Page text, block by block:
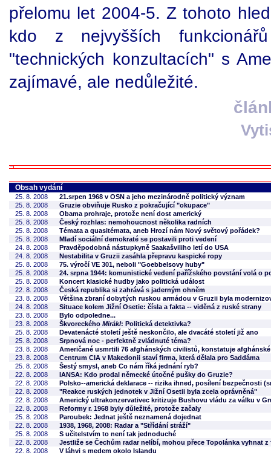
přelomu let 2004-5. Z tohoto
kdo z nejvyšších
"technických konzultacích" s
zajímavé, ale nedůležité.
Obsah vydání
25. 8. 2008
21.srpen 1968 v OSN a jeho mezinárodně politický význam
25. 8. 2008
Gruzie obviňuje Rusko z pokračující "okupace"
25. 8. 2008
Obama prohraje, protože není dost americký
25. 8. 2008
Český rozhlas: nemohoucnost několika radních
25. 8. 2008
Témata a quasitémata, aneb Hrozí nám Nový světový pořádek?
25. 8. 2008
Mladí sociální demokraté se postavili proti vedení
24. 8. 2008
Pravděpodobná nástupkyně Saakašviliho letí do USA
24. 8. 2008
Nestabilita v Gruzii zasáhla přepravu kaspické ropy
25. 8. 2008
75. výročí VE 301, neboli "Goebbelsovy huby"
25. 8. 2008
24. srpna 1944: komunistické vedení pařížského povstání volá o
25. 8. 2008
Koncert klasické hudby jako politická událost
22. 8. 2008
Česká republika si zahrává s jaderným ohněm
23. 8. 2008
Většina zbraní dobytých ruskou armádou v Gruzii byla
24. 8. 2008
Situace kolem Jižní Osetie: čísla a fakta -- viděná z ruské strany
23. 8. 2008
Bylo odpoledne...
23. 8. 2008
Škvoreckého Mirákl: Politická detektivka?
25. 8. 2008
Devatenácté století ještě neskončilo, ale dvacáté století již ano
25. 8. 2008
Srpnová noc - perfektně zvládnuté téma?
23. 8. 2008
Američané usmrtili 76 afghánských civilistů, konstatuje
23. 8. 2008
Centrum CIA v Makedonii staví firma, která dělala pro Saddáma
25. 8. 2008
Šestý smysl, aneb Co nám říká jednání ryb?
22. 8. 2008
IANSA: Kdo prodal německé útočné pušky do Gruzie?
22. 8. 2008
Polsko--americká deklarace -- rizika ihned, posílení bezpečnosti
22. 8. 2008
"Reakce ruských jednotek v Jižní Osetii byla zcela oprávněná"
22. 8. 2008
Americký ultrakonzervativec kritizuje Bushovu vládu za válku v
22. 8. 2008
Reformy r. 1968 byly důležité, protože začaly
25. 8. 2008
Paroubek: Jednat ještě neznamená dojednat
22. 8. 2008
1938, 1968, 2008: Radar a "Střídání stráží"
25. 8. 2008
S učitelstvím to není tak jednoduché
22. 8. 2008
Jestliže se Čechům radar nelíbí, mohou přece Topolánka vyhnat z
22. 8. 2008
V láhvi s medem okolo Islandu